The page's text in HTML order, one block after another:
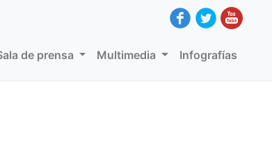
de prensa Multimedia Infografías